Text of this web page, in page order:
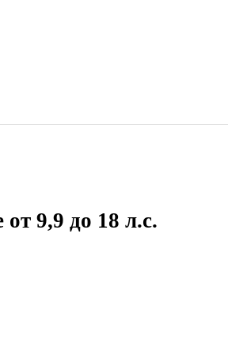
9,9 до 18 л.с.